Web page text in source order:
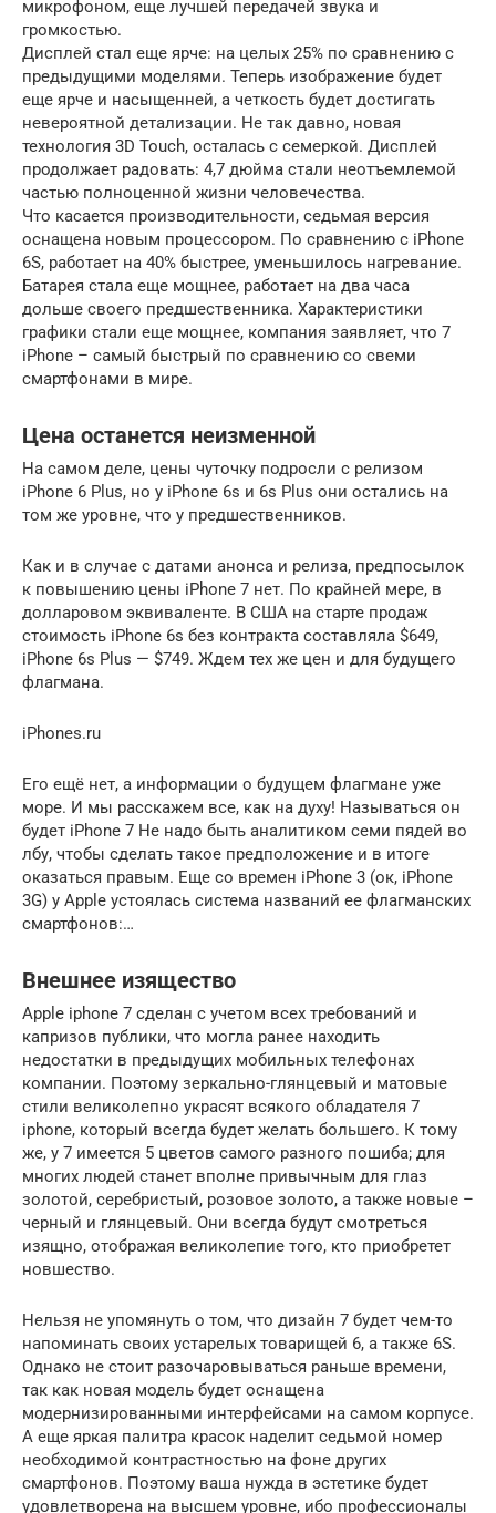
микрофоном, еще лучшей передачей звука и
громкостью.
Дисплей стал еще ярче: на целых 25% по сравнению с
предыдущими моделями. Теперь изображение будет
еще ярче и насыщенней, а четкость будет достигать
невероятной детализации. Не так давно, новая
технология 3D Touch, осталась с семеркой. Дисплей
продолжает радовать: 4,7 дюйма стали неотъемлемой
частью полноценной жизни человечества.
Что касается производительности, седьмая версия
оснащена новым процессором. По сравнению с iPhone
6S, работает на 40% быстрее, уменьшилось нагревание.
Батарея стала еще мощнее, работает на два часа
дольше своего предшественника. Характеристики
графики стали еще мощнее, компания заявляет, что 7
iPhone – самый быстрый по сравнению со свеми
смартфонами в мире.
Цена останется неизменной
На самом деле, цены чуточку подросли с релизом
iPhone 6 Plus, но у iPhone 6s и 6s Plus они остались на
том же уровне, что у предшественников.
Как и в случае с датами анонса и релиза, предпосылок
к повышению цены iPhone 7 нет. По крайней мере, в
долларовом эквиваленте. В США на старте продаж
стоимость iPhone 6s без контракта составляла $649,
iPhone 6s Plus — $749. Ждем тех же цен и для будущего
флагмана.
iPhones.ru
Его ещё нет, а информации о будущем флагмане уже
море. И мы расскажем все, как на духу! Называться он
будет iPhone 7 Не надо быть аналитиком семи пядей во
лбу, чтобы сделать такое предположение и в итоге
оказаться правым. Еще со времен iPhone 3 (ок, iPhone
3G) у Apple устоялась система названий ее флагманских
смартфонов:…
Внешнее изящество
Аpple iphone 7 сделан с учетом всех требований и
капризов публики, что могла ранее находить
недостатки в предыдущих мобильных телефонах
компании. Поэтому зеркально-глянцевый и матовые
стили великолепно украсят всякого обладателя 7
iphone, который всегда будет желать большего. К тому
же, у 7 имеется 5 цветов самого разного пошиба; для
многих людей станет вполне привычным для глаз
золотой, серебристый, розовое золото, а также новые –
черный и глянцевый. Они всегда будут смотреться
изящно, отображая великолепие того, кто приобретет
новшество.
Нельзя не упомянуть о том, что дизайн 7 будет чем-то
напоминать своих устарелых товарищей 6, а также 6S.
Однако не стоит разочаровываться раньше времени,
так как новая модель будет оснащена
модернизированными интерфейсами на самом корпусе.
А еще яркая палитра красок наделит седьмой номер
необходимой контрастностью на фоне других
смартфонов. Поэтому ваша нужда в эстетике будет
удовлетворена на высшем уровне, ибо профессионалы